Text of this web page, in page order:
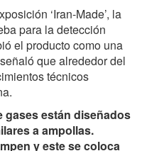
‘Iran-Made’, la
para la detección
el producto como una
que alrededor del
técnicos
gases están diseñados
a ampollas.
y este se coloca